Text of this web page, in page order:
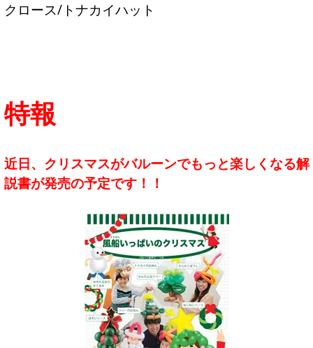
クロース/トナカイハット
特報
近日、クリスマスがバルーンでもっと楽しくなる解
説書が発売の予定です！！